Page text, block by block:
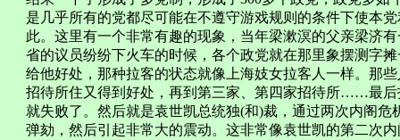
是几乎所有的党都尽可能在不遵守游戏规则的条件下使本
此。这里有一个非常有趣的现象，当年梁漱溟的父亲梁济
省的议员纷纷下火车的时候，各个政党就在那里象摆测字
给他好处，那种拉客的状态就像上海妓女拉客人一样。那
招待所住又得到好处，再到第三家、第四家招待所……最
就失败了。然后就是袁世凯总统独(和)裁，通过两次内阁
弹劾，然后引起非常大的震动。这非常像袁世凯的第二次